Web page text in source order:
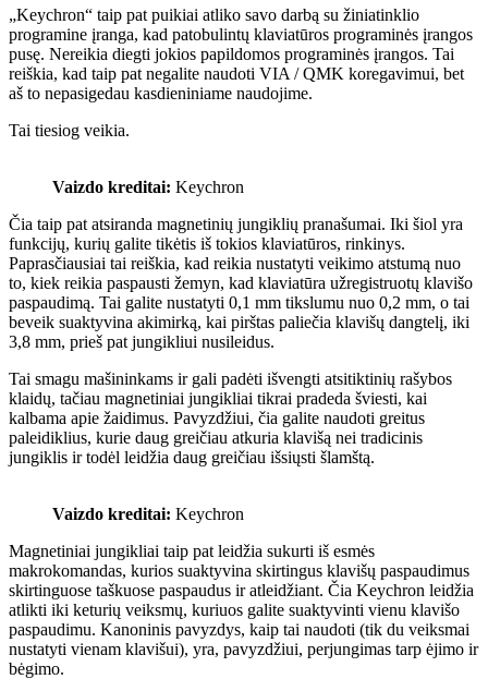
„Keychron“ taip pat puikiai atliko savo darbą su žiniatinklio
programine įranga, kad patobulintų klaviatūros programinės įrangos
pusę. Nereikia diegti jokios papildomos programinės įrangos. Tai
reiškia, kad taip pat negalite naudoti VIA / QMK koregavimui, bet
aš to nepasigedau kasdieniniame naudojime.
Tai tiesiog veikia.
Vaizdo kreditai: Keychron
Čia taip pat atsiranda magnetinių jungiklių pranašumai. Iki šiol yra
funkcijų, kurių galite tikėtis iš tokios klaviatūros, rinkinys.
Paprasčiausiai tai reiškia, kad reikia nustatyti veikimo atstumą nuo
to, kiek reikia paspausti žemyn, kad klaviatūra užregistruotų klavišo
paspaudimą. Tai galite nustatyti 0,1 mm tikslumu nuo 0,2 mm, o tai
beveik suaktyvina akimirką, kai pirštas paliečia klavišų dangtelį, iki
3,8 mm, prieš pat jungikliui nusileidus.
Tai smagu mašininkams ir gali padėti išvengti atsitiktinių rašybos
klaidų, tačiau magnetiniai jungikliai tikrai pradeda šviesti, kai
kalbama apie žaidimus. Pavyzdžiui, čia galite naudoti greitus
paleidiklius, kurie daug greičiau atkuria klavišą nei tradicinis
jungiklis ir todėl leidžia daug greičiau išsiųsti šlamštą.
Vaizdo kreditai: Keychron
Magnetiniai jungikliai taip pat leidžia sukurti iš esmės
makrokomandas, kurios suaktyvina skirtingus klavišų paspaudimus
skirtinguose taškuose paspaudus ir atleidžiant. Čia Keychron leidžia
atlikti iki keturių veiksmų, kuriuos galite suaktyvinti vienu klavišo
paspaudimu. Kanoninis pavyzdys, kaip tai naudoti (tik du veiksmai
nustatyti vienam klavišui), yra, pavyzdžiui, perjungimas tarp ėjimo ir
bėgimo.